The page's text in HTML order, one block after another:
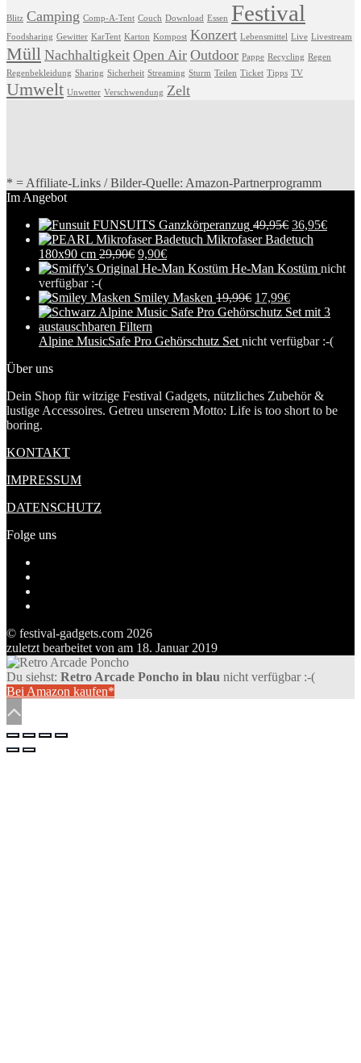
Blitz Camping Comp-A-Tent Couch Download Essen Festival
Foodsharing Gewitter KarTent Karton Kompost Konzert Lebensmittel Live Livestream
Müll Nachhaltigkeit Open Air Outdoor Pappe Recycling Regen
Regenbekleidung Sharing Sicherheit Streaming Sturm Teilen Ticket Tipps TV
Umwelt Unwetter Verschwendung Zelt
* = Affiliate-Links / Bilder-Quelle: Amazon-Partnerprogramm
Im Angebot
FUNSUITS Ganzkörperanzug 49,95€ 36,95€
Mikrofaser Badetuch
180x90 cm 29,90€ 9,90€
He-Man Kostüm nicht
verfügbar :-(
Smiley Masken 19,99€ 17,99€
Alpine MusicSafe Pro Gehörschutz Set nicht verfügbar :-(
Über uns
Dein Shop für witzige Festival Gadgets, nützliches Zubehör &
lustige Accessoires. Getreu unserem Motto: Life is too short to be
boring.
KONTAKT
IMPRESSUM
DATENSCHUTZ
Folge uns
anzeigen
Twitter
anzeigen
auf
Pinterest
anzeigen
© festival-gadgets.com 2026
zuletzt bearbeitet von am 18. Januar 2019
Du siehst: Retro Arcade Poncho in blau nicht verfügbar :-(
Bei Amazon kaufen*